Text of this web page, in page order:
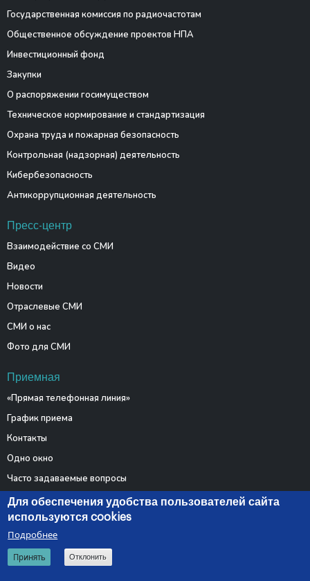
Государственная комиссия по радиочастотам
Общественное обсуждение проектов НПА
Инвестиционный фонд
Закупки
О распоряжении госимуществом
Техническое нормирование и стандартизация
Охрана труда и пожарная безопасность
Контрольная (надзорная) деятельность
Кибербезопасность
Антикоррупционная деятельность
Пресс-центр
Взаимодействие со СМИ
Видео
Новости
Отраслевые СМИ
СМИ о нас
Фото для СМИ
Приемная
«Прямая телефонная линия»
График приема
Контакты
Одно окно
Часто задаваемые вопросы
Электронные обращения
© 2026 Министерство связи и информатизации Республики
Для обеспечения удобства пользователей сайта
используются cookies
Подробнее
Принять Отклонить